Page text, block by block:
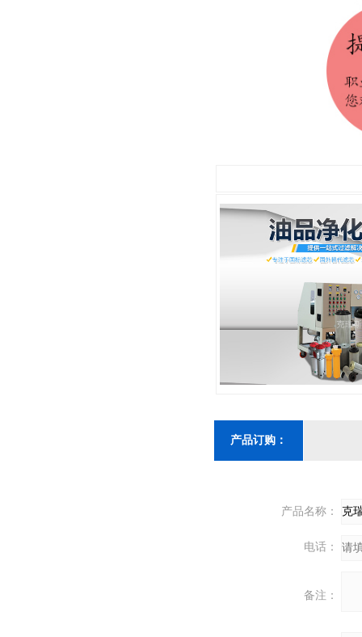
产品订购：
产品名称：
电话：
备注：